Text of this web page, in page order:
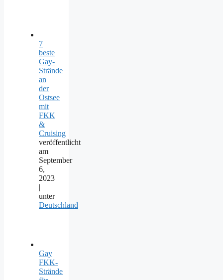
7
beste
Gay-
Strände
an
der
Ostsee
mit
FKK
&
Cruising
veröffentlicht
am
September
6,
2023
|
unter
Deutschland
Gay
FKK-
Strände